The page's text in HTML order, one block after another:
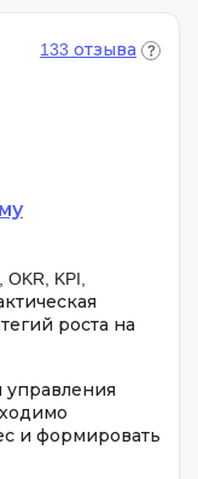
133 отзыва
OKR, KPI,
роста на
управления
и формировать